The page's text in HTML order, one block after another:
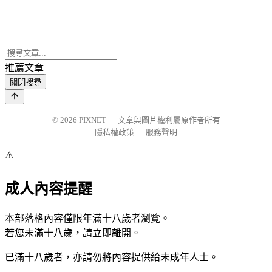
推薦文章
關閉搜尋
© 2026 PIXNET
文章與圖片權利屬原作者所有
隱私權政策
服務聲明
⚠️
成人內容提醒
本部落格內容僅限年滿十八歲者瀏覽。
若您未滿十八歲，請立即離開。
已滿十八歲者，亦請勿將內容提供給未成年人士。